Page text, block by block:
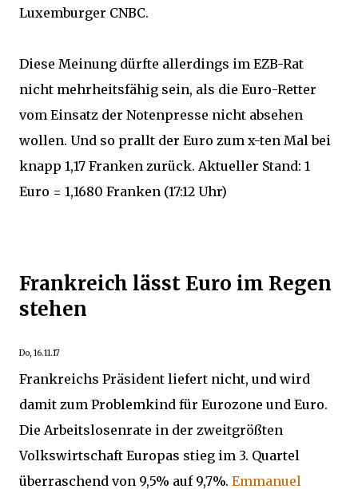
Luxemburger CNBC.
Diese Meinung dürfte allerdings im EZB-Rat
nicht mehrheitsfähig sein, als die Euro-Retter
vom Einsatz der Notenpresse nicht absehen
wollen. Und so prallt der Euro zum x-ten Mal bei
knapp 1,17 Franken zurück. Aktueller Stand: 1
Euro = 1,1680 Franken (17:12 Uhr)
Frankreich lässt Euro im Regen
stehen
Do, 16.11.17
Frankreichs Präsident liefert nicht, und wird
damit zum Problemkind für Eurozone und Euro.
Die Arbeitslosenrate in der zweitgrößten
Volkswirtschaft Europas stieg im 3. Quartel
überraschend von 9,5% auf 9,7%. Emmanuel